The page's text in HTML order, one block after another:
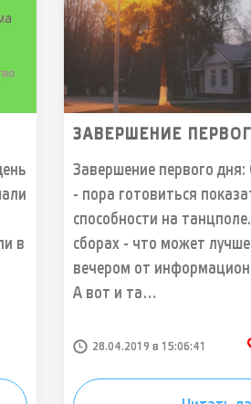
в
ЗАВЕРШЕНИЕ
Завершение первого
- пора готовиться
способности на
сборах - что может лучше
вечером от
А вот и та…
28.04.2019 в 15:06:41